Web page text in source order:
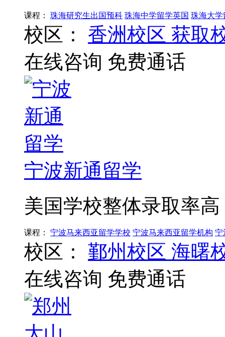
课程： 珠海研究生出国预科 珠海中学留学英国 珠海大学
校区： 香洲校区 获取
在线咨询 免费通话
宁波新通留学
美国学校整体录取率
课程： 宁波马来西亚留学学校 宁波马来西亚留学机构 宁
校区： 鄞州校区 海曙
在线咨询 免费通话